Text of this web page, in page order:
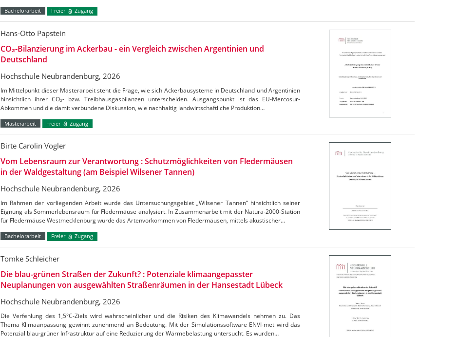
Bachelorarbeit Freier Zugang
Hans-Otto Papstein
CO₂-Bilanzierung im Ackerbau - ein Vergleich zwischen Argentinien und
Deutschland
Hochschule Neubrandenburg, 2026
Im Mittelpunkt dieser Masterarbeit steht die Frage, wie sich Ackerbausysteme in Deutschland und Argentinien
hinsichtlich ihrer CO₂- bzw. Treibhausgasbilanzen unterscheiden. Ausgangspunkt ist das EU-Mercosur-
Abkommen und die damit verbundene Diskussion, wie nachhaltig landwirtschaftliche Produktion…
Masterarbeit Freier Zugang
Birte Carolin Vogler
Vom Lebensraum zur Verantwortung : Schutzmöglichkeiten von Fledermäusen
in der Waldgestaltung (am Beispiel Wilsener Tannen)
Hochschule Neubrandenburg, 2026
Im Rahmen der vorliegenden Arbeit wurde das Untersuchungsgebiet „Wilsener Tannen“ hinsichtlich seiner
Eignung als Sommerlebensraum für Fledermäuse analysiert. In Zusammenarbeit mit der Natura-2000-Station
für Fledermäuse Westmecklenburg wurde das Artenvorkommen von Fledermäusen, mittels akustischer…
Bachelorarbeit Freier Zugang
Tomke Schleicher
Die blau-grünen Straßen der Zukunft? : Potenziale klimaangepasster
Neuplanungen von ausgewählten Straßenräumen in der Hansestadt Lübeck
Hochschule Neubrandenburg, 2026
Die Verfehlung des 1,5°C-Ziels wird wahrscheinlicher und die Risiken des Klimawandels nehmen zu. Das
Thema Klimaanpassung gewinnt zunehmend an Bedeutung. Mit der Simulationssoftware ENVI-met wird das
Potenzial blau-grüner Infrastruktur auf eine Reduzierung der Wärmebelastung untersucht. Es wurden…